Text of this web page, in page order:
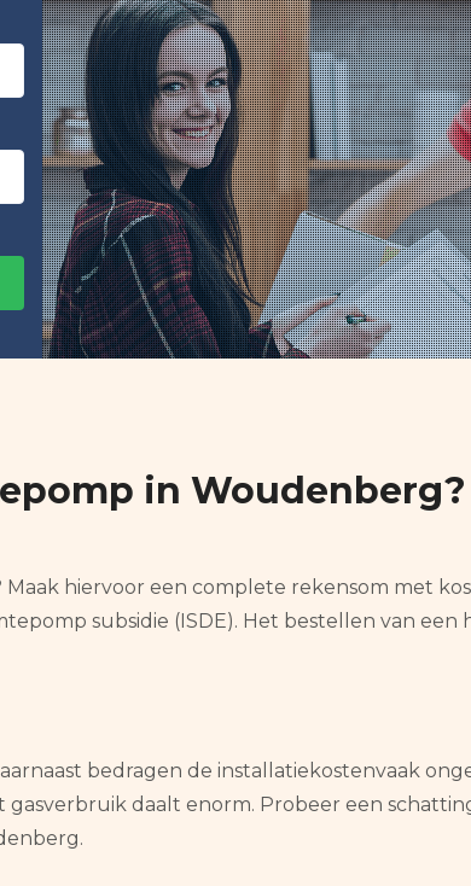
in
hiervoor een complete rekensom met
subsidie (ISDE). Het bestellen van
bedragen de installatiekostenvaak
daalt enorm. Probeer een